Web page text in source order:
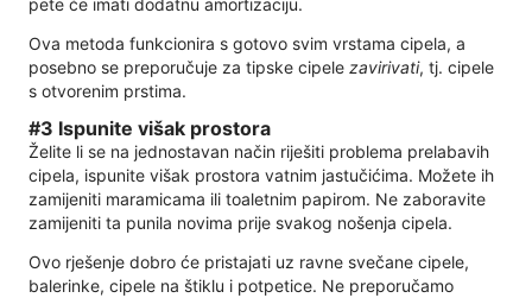
Ova metoda funkcionira s gotovo svim vrstama cipela, a
posebno se preporučuje za tipske cipele zavirivati, tj. cipele
s otvorenim prstima.
#3 Ispunite višak prostora
Želite li se na jednostavan način riješiti problema prelabavih
cipela, ispunite višak prostora vatnim jastučićima. Možete ih
zamijeniti maramicama ili toaletnim papirom. Ne zaboravite
zamijeniti ta punila novima prije svakog nošenja cipela.
Ovo rješenje dobro će pristajati uz ravne svečane cipele,
balerinke, cipele na štiklu i potpetice. Ne preporučamo